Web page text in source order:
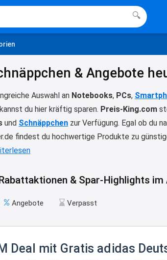
🔍
& Angebote
Auswahl an Notebooks, PCs,
kannst du hier kräftig sparen. Preis-King.com
und Schnäppchen zur Verfügung. Egal ob du
findest du hochwertige Produkte zu
& Spar-Highlights
Angebote Verpasst
Deal mit Gratis adidas